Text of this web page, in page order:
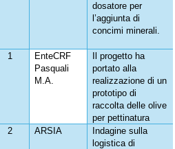
dosatore per
l’aggiunta di
concimi minerali.
1
EnteCRF
Pasquali
M.A.
Il progetto ha
portato alla
realizzazione di un
prototipo di
raccolta delle olive
per pettinatura
2 ARSIA
Indagine sulla
logistica di